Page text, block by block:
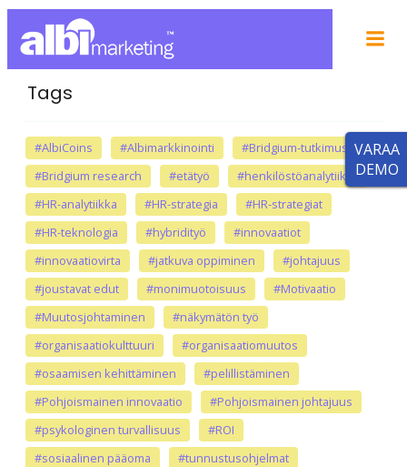
Tags
#AlbiCoins #Albimarkkinointi
#Bridgium-tutkimus
#Bridgium research
#etätyö
#henkilöstöanalytiikka
#HR-analytiikka
#HR-strategia
#HR-strategiat
#HR-teknologia
#hybridityö
#innovaatiot
#innovaatiovirta
#jatkuva oppiminen
#johtajuus
#joustavat edut
#monimuotoisuus
#Motivaatio
#Muutosjohtaminen
#näkymätön työ
#organisaatiokulttuuri
#organisaatiomuutos
#osaamisen kehittäminen
#pelillistäminen
#Pohjoismainen innovaatio
#Pohjoismainen johtajuus
#psykologinen turvallisuus
#ROI
#sosiaalinen pääoma
#tunnustusohjelmat
VARAA
DEMO